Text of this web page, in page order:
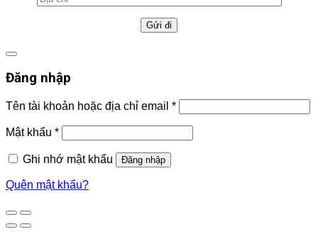
Đăng nhập
Tên tài khoản hoặc địa chỉ email *
Mật khẩu *
Ghi nhớ mật khẩu Đăng nhập
Quên mật khẩu?